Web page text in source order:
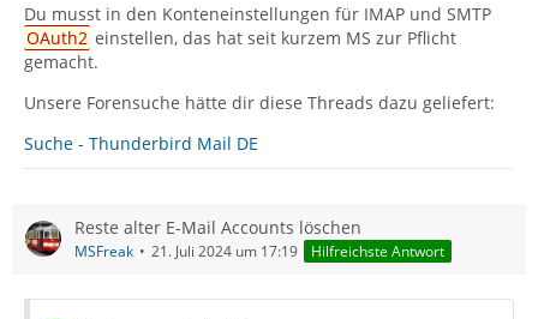
Du musst in den Konteneinstellungen für IMAP und SMTP
OAuth2 einstellen, das hat seit kurzem MS zur Pflicht
gemacht.
Unsere Forensuche hätte dir diese Threads dazu geliefert:
Suche - Thunderbird Mail DE
Reste alter E-Mail Accounts löschen
MSFreak 21. Juli 2024 um 17:19 Hilfreichste Antwort